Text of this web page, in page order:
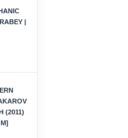
|
(2011)